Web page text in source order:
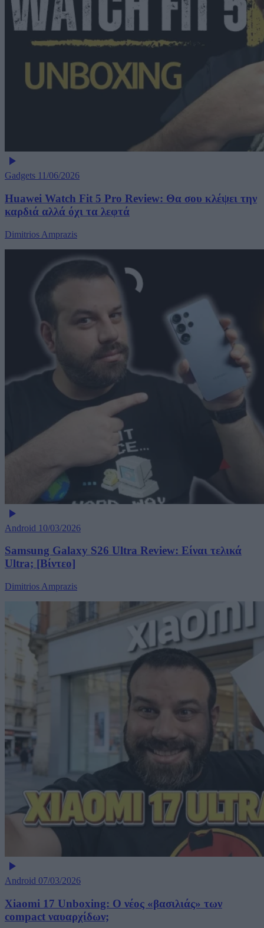
Gadgets 11/06/2026
Huawei Watch Fit 5 Pro Review: Θα σου κλέψει την
καρδιά αλλά όχι τα λεφτά
Dimitrios Amprazis
Android 10/03/2026
Samsung Galaxy S26 Ultra Review: Είναι τελικά
Ultra; [Βίντεο]
Dimitrios Amprazis
Android 07/03/2026
Xiaomi 17 Unboxing: Ο νέος «βασιλιάς» των
compact ναυαρχίδων;